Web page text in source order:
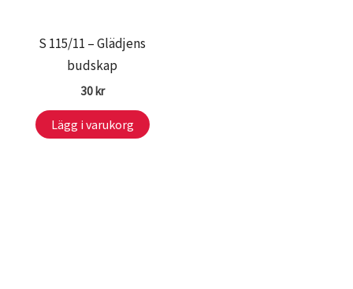
S 115/11 – Glädjens
budskap
30kr
Lägg i varukorg